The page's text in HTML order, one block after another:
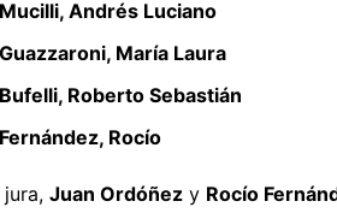
Mucilli, Andrés Luciano
Guazzaroni, María Laura
Bufelli, Roberto Sebastián
Fernández, Rocío
jura, Juan Ordóñez y Rocío